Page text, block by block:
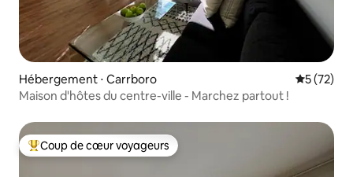
Hébergement ⋅ Carrboro
5 (72)
Maison d'hôtes du centre-ville - Marchez partout !
Coups de cœur voyageurs les plus appréciés
Coup de cœur voyageurs